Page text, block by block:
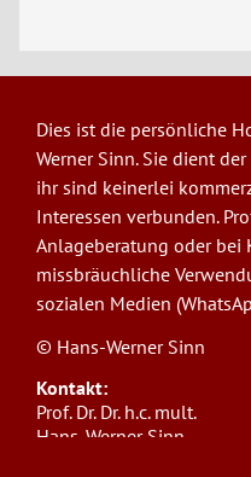
Dies ist die persönliche
Werner Sinn. Sie dient
ihr sind keinerlei
Interessen verbunden.
Anlageberatung oder bei
missbräuchliche
sozialen Medien
© Hans-Werner Sinn
Kontakt:
Prof. Dr. Dr. h.c. mult.
Hans-Werner Sinn,